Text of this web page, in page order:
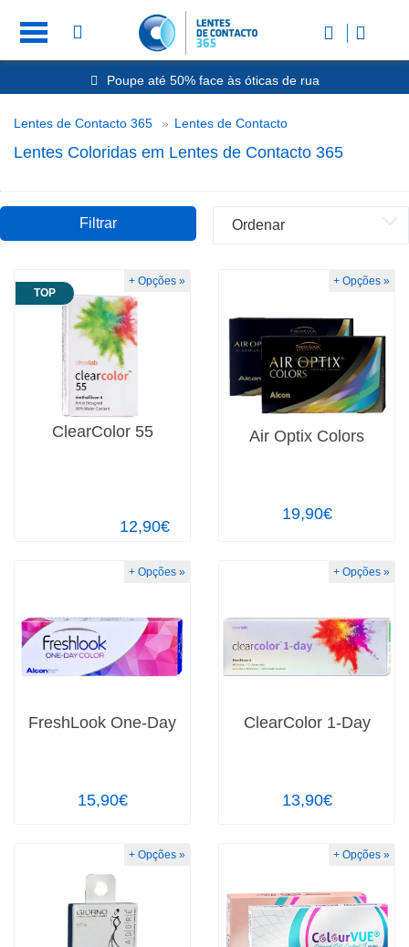
Envio Rápido 24h a 48h
-20% Óculos de Leitura
Poupe até 50% face às óticas de rua
Lentes de Contacto 365 Lentes de ContactoLentes Coloridas
Lentes Coloridas em Lentes de Contacto 365
Filtrar
ClearColor 55
12,90€
TOP
+ Opções »
Air Optix Colors
19,90€
+ Opções »
FreshLook One-Day
15,90€
+ Opções »
ClearColor 1-Day
13,90€
+ Opções »
+ Opções » + Opções »